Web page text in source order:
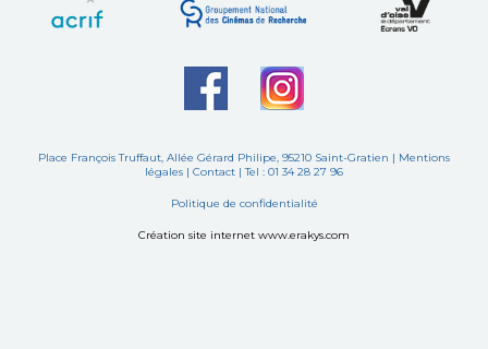
Place François Truffaut, Allée Gérard Philipe, 95210 Saint-Gratien | Mentions
légales | Contact | Tel : 01 34 28 27 96
Politique de confidentialité
Création site internet www.erakys.com